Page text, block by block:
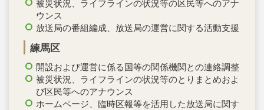
被災状況、ライフラインの状況等の区民等へのアナ
ウンス
放送局の番組編成、放送局の運営に関する活動支援
練馬区
開設および運営に係る国等の関係機関との連絡調整
被災状況、ライフラインの状況等のとりまとめおよ
び区民等へのアナウンス
ホームページ、臨時区報等を活用した放送局に関す